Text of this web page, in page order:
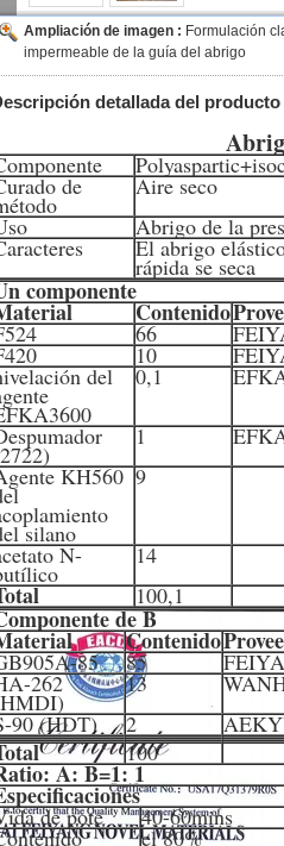
Ampliación de imagen : Formulación
impermeable de la guía del abrigo
detallada del producto
de
Aire seco
Abrigo de la
El abrigo
rápida se seca
componente
Contenido
66
10
del 0,1
1
KH560
silano
9
N- 14
100,1
de B
Contenido
85 85
262 13
90 (HDT)
2
100
A: B=1: 1
de pote 40-60mins
el 80%